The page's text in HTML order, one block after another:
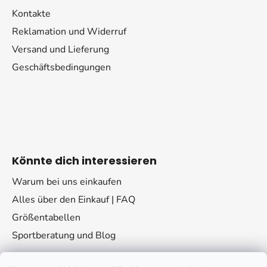
Kontakte
Reklamation und Widerruf
Versand und Lieferung
Geschäftsbedingungen
Könnte dich interessieren
Warum bei uns einkaufen
Alles über den Einkauf | FAQ
Größentabellen
Sportberatung und Blog